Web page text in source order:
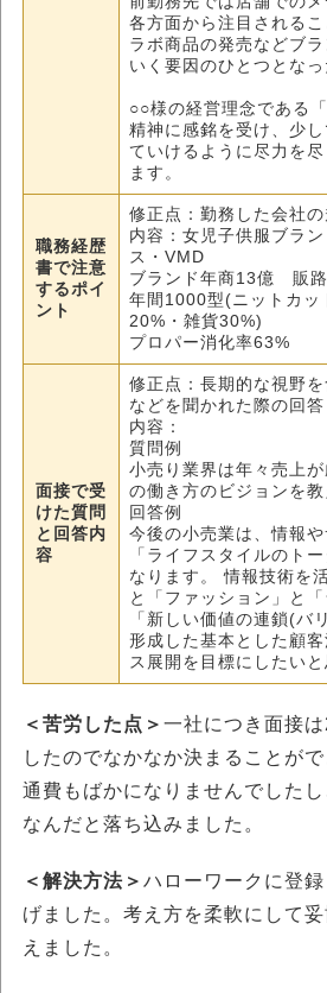
各方面から注目される
ラボ商品の発売などブ
いく要因のひとつとなっ
○○様の経営理念である
精神に感銘を受け、少
ていけるように尽力を
ます。
職務経歴
書で注意
するポイ
ント
修正点：勤務した会社
内容：女児子供服ブラ
ス・VMD
ブランド年商13億 販
年間1000型(ニットカッ
20%・雑貨30%)
プロパー消化率63%
面接で受
けた質問
と回答内
容
修正点：長期的な視野
などを聞かれた際の回答
内容：
質問例
小売り業界は年々売上
の働き方のビジョンを教
回答例
今後の小売業は、情報
「ライフスタイルのト
なります。 情報技術を
と「ファッション」と
「新しい価値の連鎖(バ
形成した基本とした顧
ス展開を目標にしたいと
＜苦労した点＞ 一社につき面接
したのでなかなか決まることが
通費もばかになりませんでした
なんだと落ち込みました。
＜解決方法＞ ハローワークに登
げました。考え方を柔軟にして
えました。